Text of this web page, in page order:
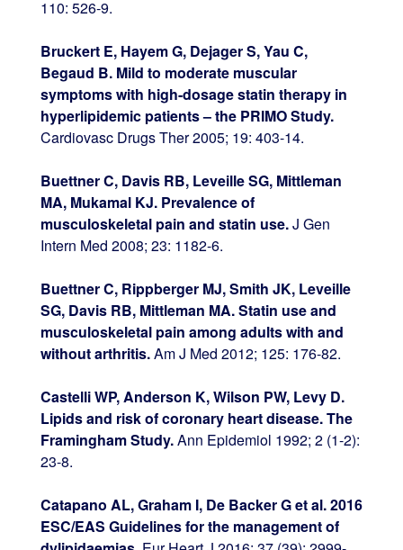
110: 526-9.
Bruckert E, Hayem G, Dejager S, Yau C,
Begaud B. Mild to moderate muscular
symptoms with high-dosage statin therapy in
hyperlipidemic patients – the PRIMO Study.
Cardiovasc Drugs Ther 2005; 19: 403-14.
Buettner C, Davis RB, Leveille SG, Mittleman
MA, Mukamal KJ. Prevalence of
musculoskeletal pain and statin use.J Gen
Intern Med 2008; 23: 1182-6.
Buettner C, Rippberger MJ, Smith JK, Leveille
SG, Davis RB, Mittleman MA. Statin use and
musculoskeletal pain among adults with and
without arthritis.Am J Med 2012; 125: 176-82.
Castelli WP, Anderson K, Wilson PW, Levy D.
Lipids and risk of coronary heart disease. The
Framingham Study.Ann Epidemiol 1992; 2 (1-2):
23-8.
Catapano AL, Graham I, De Backer G et al. 2016
ESC/EAS Guidelines for the management of